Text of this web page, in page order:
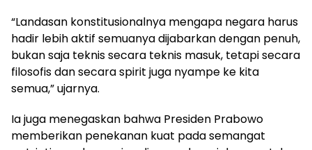
“Landasan konstitusionalnya mengapa negara harus
hadir lebih aktif semuanya dijabarkan dengan penuh,
bukan saja teknis secara teknis masuk, tetapi secara
filosofis dan secara spirit juga nyampe ke kita
semua,” ujarnya.
Ia juga menegaskan bahwa Presiden Prabowo
memberikan penekanan kuat pada semangat